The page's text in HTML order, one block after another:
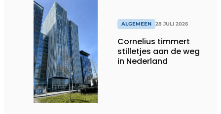
ALGEMEEN 28 JULI 2026
Cornelius timmert
stilletjes aan de weg
in Nederland